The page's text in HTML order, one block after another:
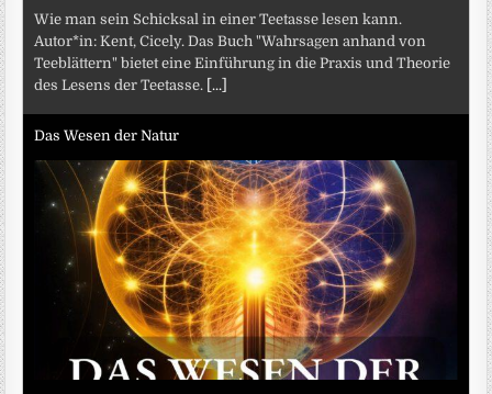
Wie man sein Schicksal in einer Teetasse lesen kann.
Autor*in: Kent, Cicely. Das Buch "Wahrsagen anhand von
Teeblättern" bietet eine Einführung in die Praxis und Theorie
des Lesens der Teetasse. [...]
Das Wesen der Natur